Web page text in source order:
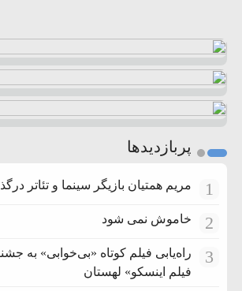
پربازدیدها
1 مریم همتیان بازیگر سینما و تئاتر
2 خاموش نمی شود
3
راه‌یابی فیلم کوتاه «بی‌خوابی» به
فیلم اینسکو» لهستان